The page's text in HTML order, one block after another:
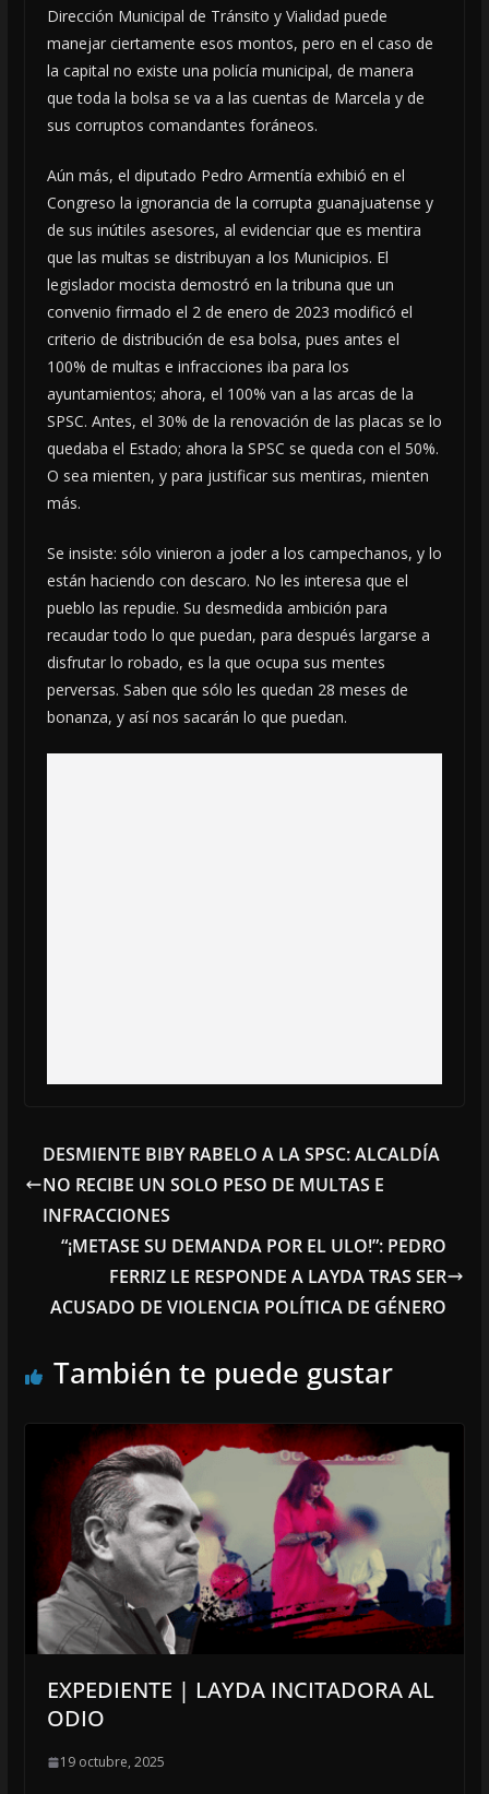
Dirección Municipal de Tránsito y Vialidad puede
manejar ciertamente esos montos, pero en el caso de
la capital no existe una policía municipal, de manera
que toda la bolsa se va a las cuentas de Marcela y de
sus corruptos comandantes foráneos.
Aún más, el diputado Pedro Armentía exhibió en el
Congreso la ignorancia de la corrupta guanajuatense y
de sus inútiles asesores, al evidenciar que es mentira
que las multas se distribuyan a los Municipios. El
legislador mocista demostró en la tribuna que un
convenio firmado el 2 de enero de 2023 modificó el
criterio de distribución de esa bolsa, pues antes el
100% de multas e infracciones iba para los
ayuntamientos; ahora, el 100% van a las arcas de la
SPSC. Antes, el 30% de la renovación de las placas se lo
quedaba el Estado; ahora la SPSC se queda con el 50%.
O sea mienten, y para justificar sus mentiras, mienten
más.
Se insiste: sólo vinieron a joder a los campechanos, y lo
están haciendo con descaro. No les interesa que el
pueblo las repudie. Su desmedida ambición para
recaudar todo lo que puedan, para después largarse a
disfrutar lo robado, es la que ocupa sus mentes
perversas. Saben que sólo les quedan 28 meses de
bonanza, y así nos sacarán lo que puedan.
DESMIENTE BIBY RABELO A LA SPSC: ALCALDÍA
NO RECIBE UN SOLO PESO DE MULTAS E
INFRACCIONES
“¡METASE SU DEMANDA POR EL ULO!”: PEDRO
FERRIZ LE RESPONDE A LAYDA TRAS SER
ACUSADO DE VIOLENCIA POLÍTICA DE GÉNERO
También te puede gustar
EXPEDIENTE | LAYDA INCITADORA AL
ODIO
19 octubre, 2025